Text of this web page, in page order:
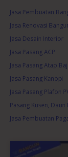
Jasa Pembuatan
Jasa Renovasi
Jasa Desain Interior
Jasa Pasang ACP
Jasa Pasang Atap
Jasa Pasang Kanopi
Jasa Pasang Plafon
Pasang Kusen,
Jasa Pembuatan